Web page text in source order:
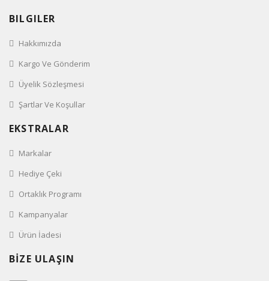
BILGILER
Hakkımızda
Kargo Ve Gönderim
Üyelik Sözleşmesi
Şartlar Ve Koşullar
EKSTRALAR
Markalar
Hediye Çeki
Ortaklık Programı
Kampanyalar
Ürün İadesi
BİZE ULAŞIN